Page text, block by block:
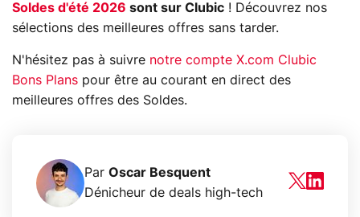
Soldes d'été 2026 sont sur Clubic ! Découvrez nos
sélections des meilleures offres sans tarder.
N'hésitez pas à suivre notre compte X.com Clubic
Bons Plans pour être au courant en direct des
meilleures offres des Soldes.
Par Oscar Besquent
Dénicheur de deals high-tech